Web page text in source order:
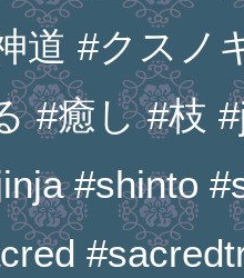
道 #クスノ
#癒し #枝
#shinto